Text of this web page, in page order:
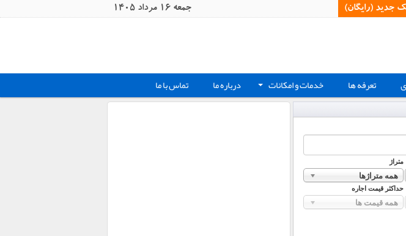
جدید (رایگان)‏ جمعه 16 مرداد 1405
تعرفه ها + خدمات و امکانات درباره ما تماس با ما
متراژ
همه متراژها
حداکثر قیمت اجاره
همه قیمت ها